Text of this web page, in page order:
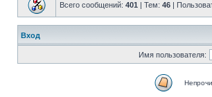
Всего сообщений: 401 | Тем: 46 |
Вход
Имя пользователя: